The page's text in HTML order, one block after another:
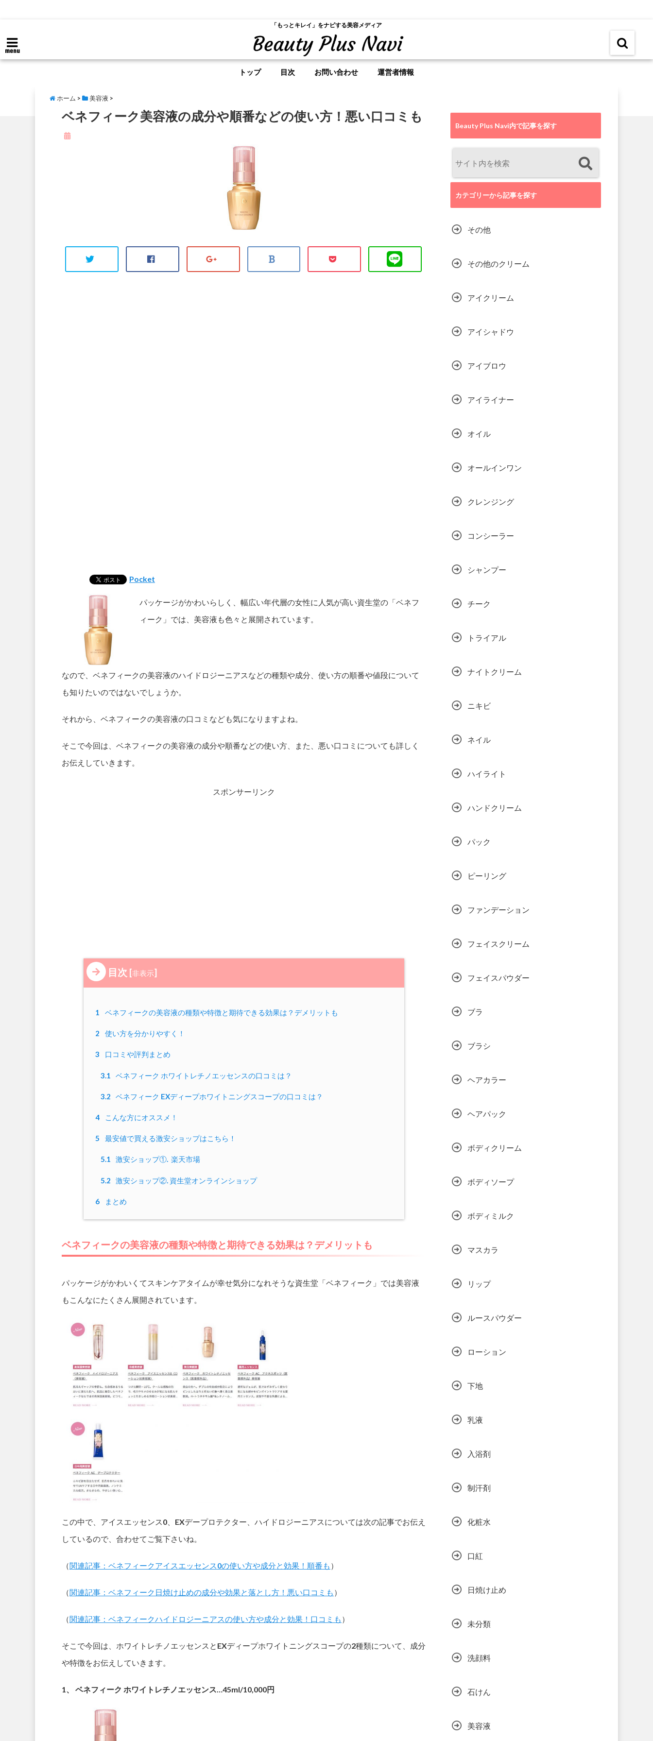
「もっとキレイ」をナビする美容メディア
menu
トップ 目次 お問い合わせ 運営者情報
ホーム > 美容液 >
ベネフィーク美容液の成分や順番などの使い方！悪い口コミも
Pocket
パッケージがかわいらしく、幅広い年代層の女性に人気が高い資生堂の「ベネフ
ィーク」では、美容液も色々と展開されています。
なので、ベネフィークの美容液のハイドロジーニアスなどの種類や成分、使い方の順番や値段について
も知りたいのではないでしょうか。
それから、ベネフィークの美容液の口コミなども気になりますよね。
そこで今回は、ベネフィークの美容液の成分や順番などの使い方、また、悪い口コミについても詳しく
お伝えしていきます。
スポンサーリンク
目次 [非表示]
1 ベネフィークの美容液の種類や特徴と期待できる効果は？デメリットも
2 使い方を分かりやすく！
3 口コミや評判まとめ
3.1 ベネフィーク ホワイトレチノエッセンスの口コミは？
3.2 ベネフィーク EXディープホワイトニングスコープの口コミは？
4 こんな方にオススメ！
5 最安値で買える激安ショップはこちら！
5.1 激安ショップ①. 楽天市場
5.2 激安ショップ②. 資生堂オンラインショップ
6 まとめ
ベネフィークの美容液の種類や特徴と期待できる効果は？デメリットも
パッケージがかわいくてスキンケアタイムが幸せ気分になれそうな資生堂「ベネフィーク」では美容液
もこんなにたくさん展開されています。
この中で、アイスエッセンス0、EXデープロテクター、ハイドロジーニアスについては次の記事でお伝え
しているので、合わせてご覧下さいね。
（関連記事：ベネフィークアイスエッセンス0の使い方や成分と効果！順番も ）
（関連記事：ベネフィーク日焼け止めの成分や効果と落とし方！悪い口コミも ）
（関連記事：ベネフィークハイドロジーニアスの使い方や成分と効果！口コミも ）
そこで今回は、ホワイトレチノエッセンスとEXディープホワイトニングスコープの2種類について、成分
や特徴をお伝えしていきます。
1、 ベネフィーク ホワイトレチノエッセンス…45ml/10,000円
Beauty Plus Navi内で記事を探す
カテゴリーから記事を探す
その他
その他のクリーム
アイクリーム
アイシャドウ
アイブロウ
アイライナー
オイル
オールインワン
クレンジング
コンシーラー
シャンプー
チーク
トライアル
ナイトクリーム
ニキビ
ネイル
ハイライト
ハンドクリーム
パック
ピーリング
ファンデーション
フェイスクリーム
フェイスパウダー
ブラ
ブラシ
ヘアカラー
ヘアパック
ボディクリーム
ボディソープ
ボディミルク
マスカラ
リップ
ルースパウダー
ローション
下地
乳液
入浴剤
制汗剤
化粧水
口紅
日焼け止め
未分類
洗顔料
石けん
美容液